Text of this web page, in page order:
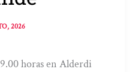
2026
horas en Alderdi